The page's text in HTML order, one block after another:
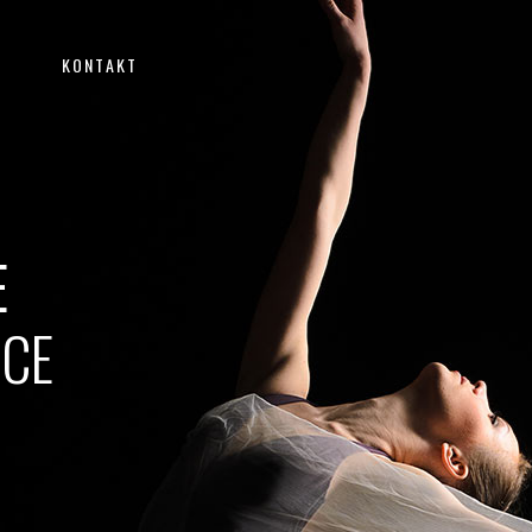
KONTAKT